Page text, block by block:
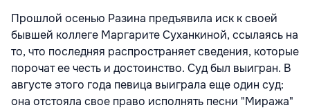
Прошлой осенью Разина предъявила иск к своей
бывшей коллеге Маргарите Суханкиной, ссылаясь на
то, что последняя распространяет сведения, которые
порочат ее честь и достоинство. Суд был выигран. В
августе этого года певица выиграла еще один суд:
она отстояла свое право исполнять песни "Миража"